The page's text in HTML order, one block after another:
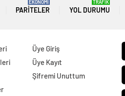
PARITELER
EKONOMİ
YOL DURUMU
TRAFİK
Üye Giriş
Üye Kayıt
Şifremi Unuttum